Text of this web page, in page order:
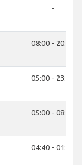
-
08:00 - 20:00
05:00 - 23:00
05:00 - 08:00
04:40 - 01:00